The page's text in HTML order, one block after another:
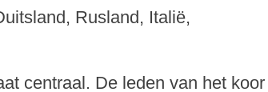
Rusland, Italië,
centraal. De leden van het koor